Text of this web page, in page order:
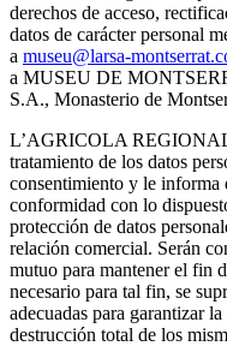
derechos de acceso,
datos de carácter personal
a museu@larsa-
a MUSEU DE
S.A., Monasterio de
L’AGRICOLA
tratamiento de los datos
consentimiento y le informa
conformidad con lo
protección de datos
relación comercial. Serán
mutuo para mantener el fin
necesario para tal fin, se
adecuadas para garantizar
destrucción total de los